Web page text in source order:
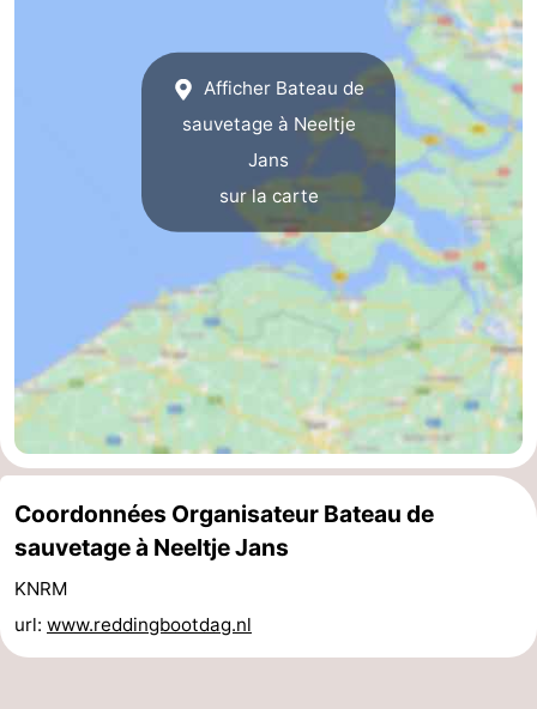
golf
Surfen
Peche
Sportive
-
Equitation
Immersion
Observation
des
phoques
Boire
et
Événements
Afficher Bateau de
sauvetage à Neeltje
Jans
sur la carte
Coordonnées Organisateur Bateau de
sauvetage à Neeltje Jans
KNRM
url: www.reddingbootdag.nl